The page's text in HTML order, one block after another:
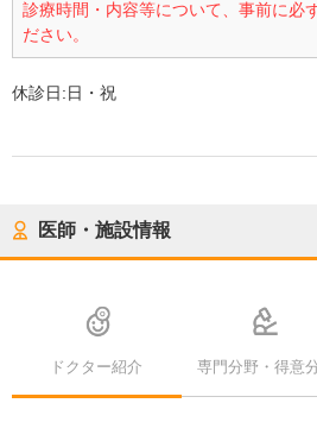
診療時間・内容等について、事前に必
ださい。
休診日:日・祝
医師・施設情報
ドクター紹介 専門分野・得意